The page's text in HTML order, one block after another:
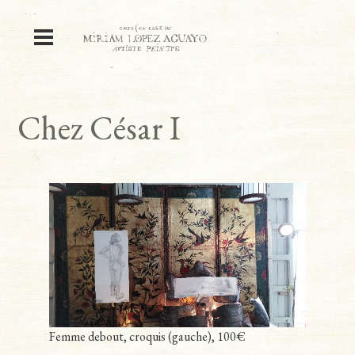
Chez César I
Femme debout, croquis (gauche), 100€